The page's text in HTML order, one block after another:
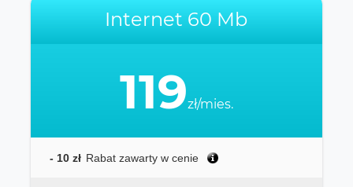
Internet 60 Mb
119zł/mies.
- 10 zł Rabat zawarty w cenie